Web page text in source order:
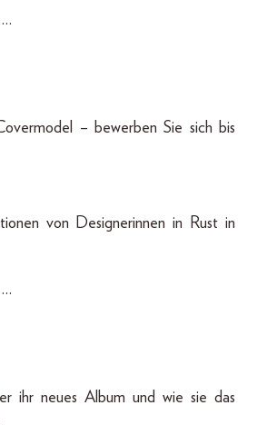
– bewerben Sie sich bis
von Designerinnen in Rust in
ihr neues Album und wie sie das